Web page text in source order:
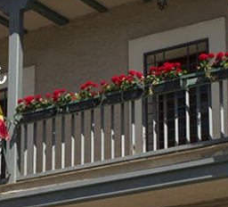
capital española.